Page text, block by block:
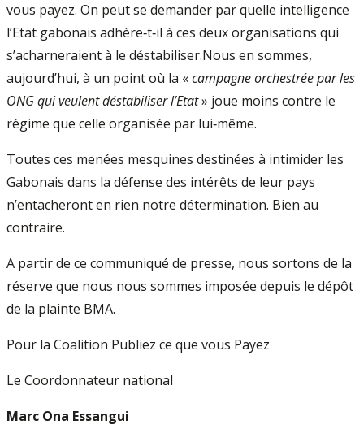
vous payez. On peut se demander par quelle intelligence
l’Etat gabonais adhère‐t‐il à ces deux organisations qui
s’acharneraient à le déstabiliser.Nous en sommes,
aujourd’hui, à un point où la «campagne orchestrée par les
ONG qui veulent déstabiliser l’Etat» joue moins contre le
régime que celle organisée par lui‐même.
Toutes ces menées mesquines destinées à intimider les
Gabonais dans la défense des intérêts de leur pays
n’entacheront en rien notre détermination. Bien au
contraire.
A partir de ce communiqué de presse, nous sortons de la
réserve que nous nous sommes imposée depuis le dépôt
de la plainte BMA.
Pour la Coalition Publiez ce que vous Payez
Le Coordonnateur national
Marc Ona Essangui